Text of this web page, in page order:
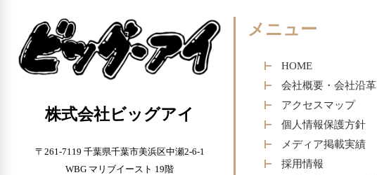
株式会社ビッグアイ
〒261-7119 千葉県千葉市美浜区中瀬2-6-1
WBG マリブイースト 19階
メニュー
HOME
会社概要・会社沿革
アクセスマップ
個人情報保護方針
メディア掲載実績
採用情報